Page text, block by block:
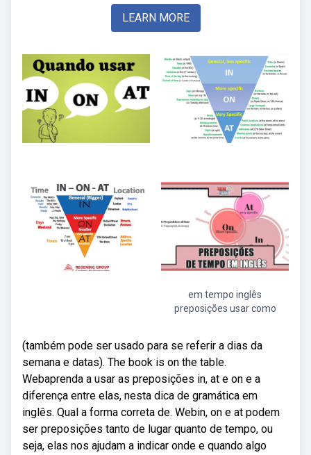
LEARN MORE
em tempo inglês
preposições usar como
(também pode ser usado para se referir a dias da
semana e datas). The book is on the table.
Webaprenda a usar as preposições in, at e on e a
diferença entre elas, nesta dica de gramática em
inglês. Qual a forma correta de. Webin, on e at podem
ser preposições tanto de lugar quanto de tempo, ou
seja, elas nos ajudam a indicar onde e quando algo